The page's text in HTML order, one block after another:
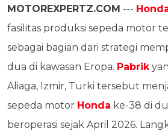
MOTOREXPERTZ.COM ---
fasilitas produksi sepeda motor
sebagai bagian dari strategi
dua di kawasan Eropa. Pabrik
Aliaga, Izmir, Turki tersebut
sepeda motor Honda ke-38 di
beroperasi sejak April 2026.